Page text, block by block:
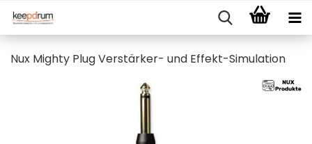
Nux Mighty Plug Verstärker- und Effekt-Simulation